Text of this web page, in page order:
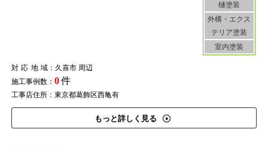
樋塗装
外構・エクス
テリア塗装
室内塗装
対応地域：久喜市 周辺
施工事例数： 0件
工事店住所：東京都葛飾区西亀有
もっと詳しく見る